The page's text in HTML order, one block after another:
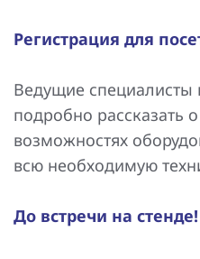
Регистрация для
Ведущие специалисты
подробно рассказать
возможностях
всю необходимую
До встречи на стенде!